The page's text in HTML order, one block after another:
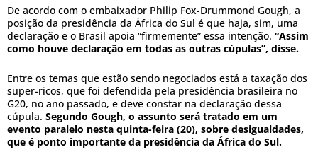
De acordo com o embaixador Philip Fox-Drummond Gough, a
posição da presidência da África do Sul é que haja, sim, uma
declaração e o Brasil apoia “firmemente” essa intenção. “Assim
como houve declaração em todas as outras cúpulas”, disse.
Entre os temas que estão sendo negociados está a taxação dos
super-ricos, que foi defendida pela presidência brasileira no
G20, no ano passado, e deve constar na declaração dessa
cúpula. Segundo Gough, o assunto será tratado em um
evento paralelo nesta quinta-feira (20), sobre desigualdades,
que é ponto importante da presidência da África do Sul.